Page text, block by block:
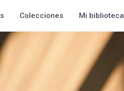
Colecciones Mi biblioteca